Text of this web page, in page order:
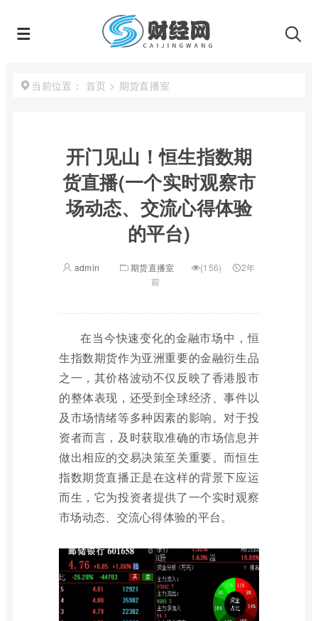
当前位置： 首页 > 期货直播室
开门见山！恒生指数期
货直播(一个实时观察市
场动态、交流心得体验
的平台)
admin 期货直播室 (156)
2年
前
在当今快速变化的金融市场中，恒
生指数期货作为亚洲重要的金融衍生品
之一，其价格波动不仅反映了香港股市
的整体表现，还受到全球经济、事件以
及市场情绪等多种因素的影响。对于投
资者而言，及时获取准确的市场信息并
做出相应的交易决策至关重要。而恒生
指数期货直播正是在这样的背景下应运
而生，它为投资者提供了一个实时观察
市场动态、交流心得体验的平台。